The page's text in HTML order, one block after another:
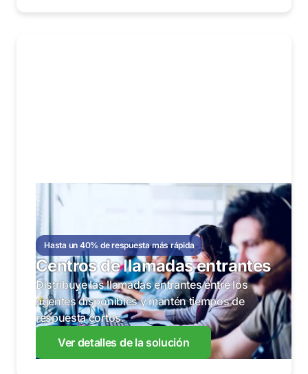
Hasta un 40% de respuesta más rápida
Centros de llamadas entrantes
Distribuye las llamadas entrantes entre los
agentes disponibles y mantén tiempos de
respuesta cortos.
Ver detalles de la solución